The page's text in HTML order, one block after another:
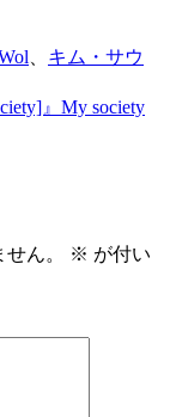
キム・サウ
』My society
ん。 ※ が付い